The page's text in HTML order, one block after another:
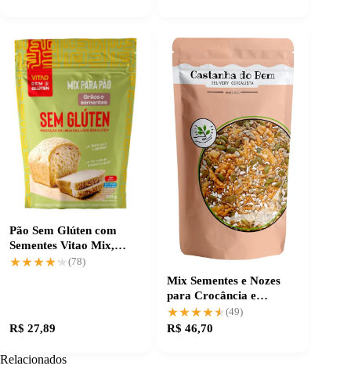
Pão Sem Glúten com
Sementes Vitao Mix,
sabor e textura
★★★★★
★★★★★ (78)
R$ 27,89
Mix Sementes e Nozes
para Crocância e
Nutrientes Essenciais
★★★★★
★★★★★(49)
R$ 46,70
Relacionados